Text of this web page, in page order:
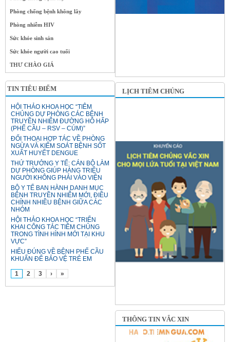
Phòng chống bệnh không lây
Phòng nhiễm HIV
Sức khỏe sinh sản
Sức khỏe người cao tuổi
THƯ CHÀO GIÁ
TIN TIÊU ĐIỂM
HỘI THẢO KHOA HỌC “TIÊM
CHỦNG DỰ PHÒNG CÁC BỆNH
TRUYỀN NHIỄM ĐƯỜNG HÔ HẤP
(PHẾ CẦU – RSV – CÚM)”
ĐỐI THOẠI HỢP TÁC VỀ PHÒNG
NGỪA VÀ KIỂM SOÁT BỆNH SỐT
XUẤT HUYẾT DENGUE
THỨ TRƯỞNG Y TẾ: CÁN BỘ LÀM
DỰ PHÒNG GIÚP HÀNG TRIỆU
NGƯỜI KHÔNG PHẢI VÀO VIỆN
BỘ Y TẾ BAN HÀNH DANH MỤC
BỆNH TRUYỀN NHIỄM MỚI, ĐIỀU
CHỈNH NHIỀU BỆNH GIỮA CÁC
NHÓM
HỘI THẢO KHOA HỌC “TRIỂN
KHAI CÔNG TÁC TIÊM CHỦNG
TRONG TÌNH HÌNH MỚI TẠI KHU
VỰC”
HIỂU ĐÚNG VỀ BỆNH PHẾ CẦU
KHUẨN ĐỂ BẢO VỆ TRẺ EM
1 2 3 › »
LỊCH TIÊM CHỦNG
THÔNG TIN VẮC XIN